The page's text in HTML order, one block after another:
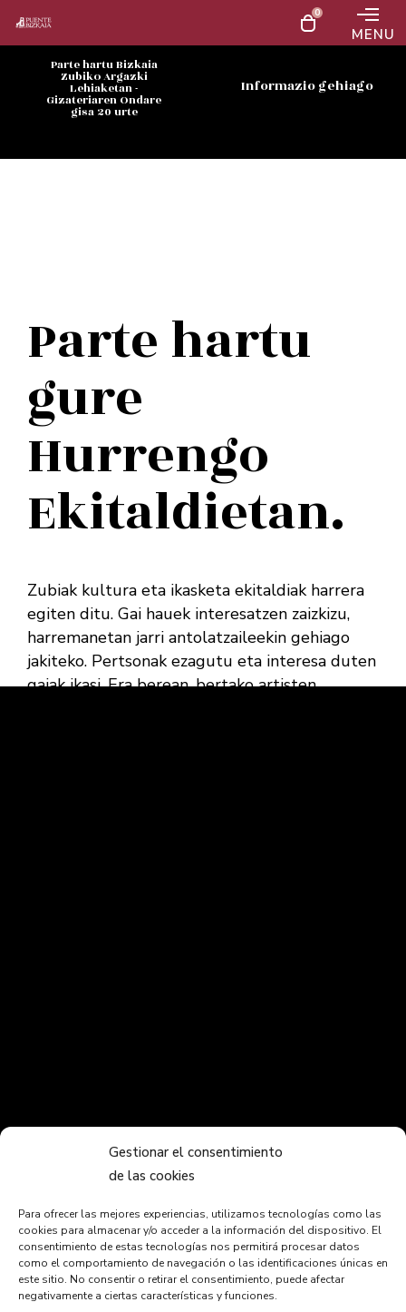
Gestionar el consentimiento
de las cookies
Para ofrecer las mejores experiencias, utilizamos tecnologías como las
cookies para almacenar y/o acceder a la información del dispositivo. El
consentimiento de estas tecnologías nos permitirá procesar datos
como el comportamiento de navegación o las identificaciones únicas en
este sitio. No consentir o retirar el consentimiento, puede afectar
negativamente a ciertas características y funciones.
0
MENU
Parte hartu Bizkaia
Zubiko Argazki
Lehiaketan -
Gizateriaren Ondare
gisa 20 urte
Informazio gehiago
Parte hartu
gure
Hurrengo
Ekitaldietan.
Zubiak kultura eta ikasketa ekitaldiak harrera
egiten ditu. Gai hauek interesatzen zaizkizu,
harremanetan jarri antolatzaileekin gehiago
jakiteko. Pertsonak ezagutu eta interesa duten
gaiak ikasi. Era berean, bertako artisten
Egon konektatuta. Zure iritzia eskertzen
dugu